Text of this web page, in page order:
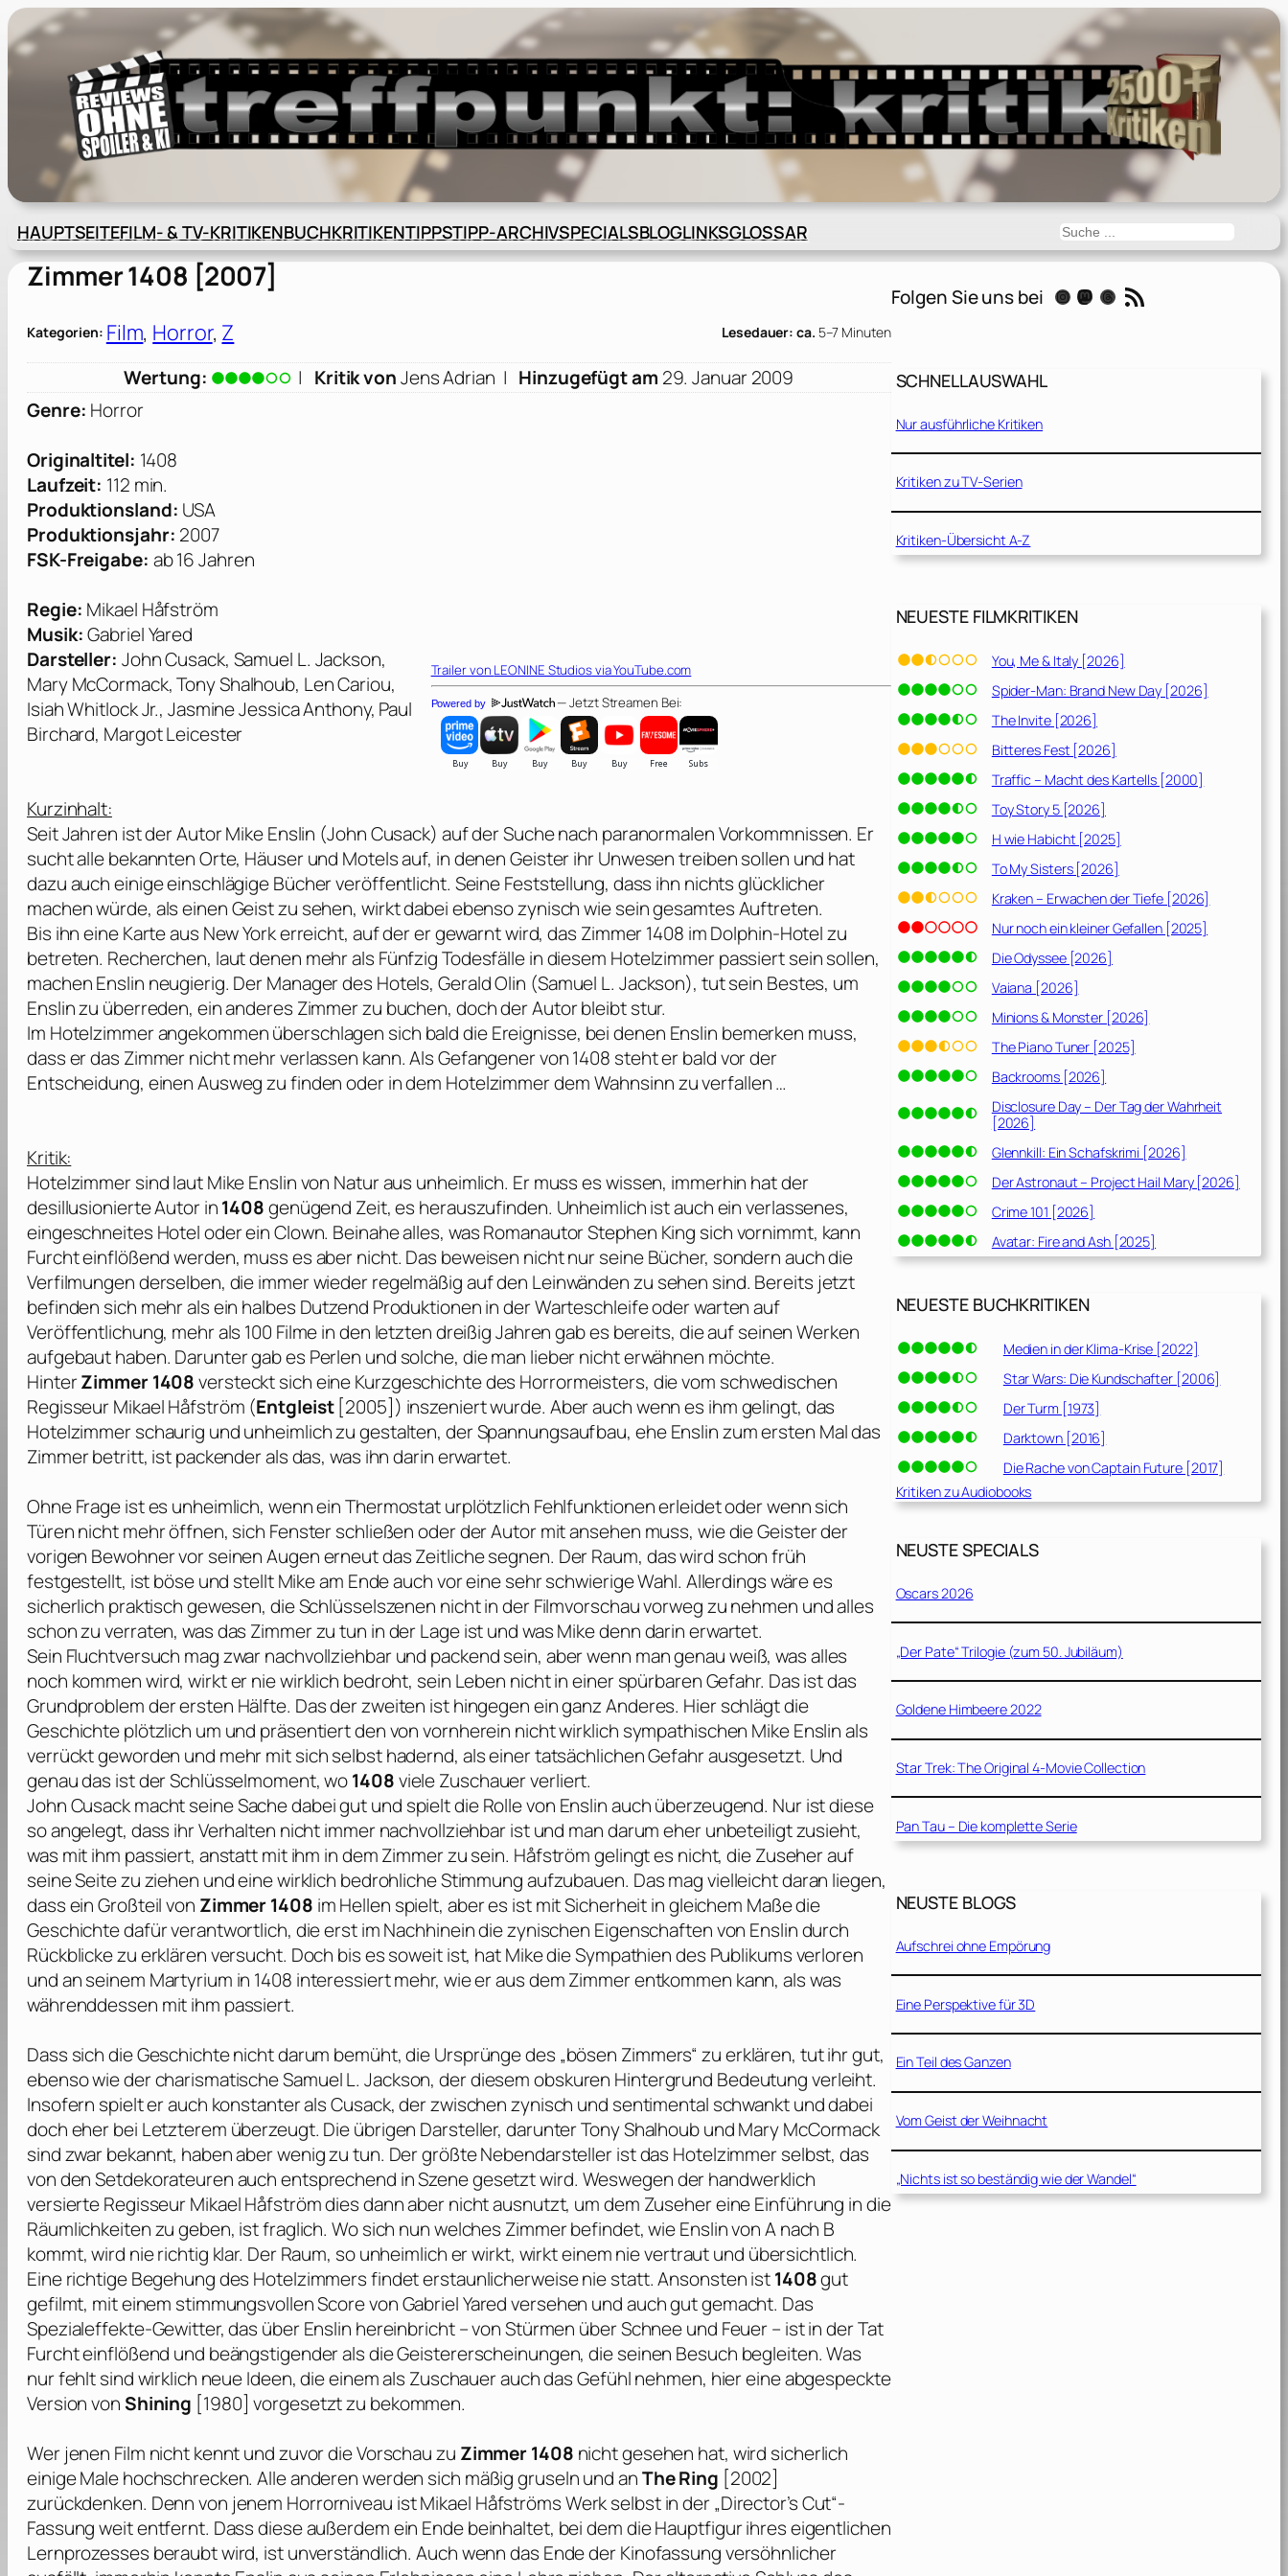
Zum
Inhalt
springen
HAUPTSEITEFILM- & TV-KRITIKENBUCHKRITIKENTIPPSTIPP-ARCHIVSPECIALSBLOGLINKSGLOSSAR Suchen
Zimmer 1408 [2007]
Kategorien: Film, Horror, Z Lesedauer: ca. 5–7 Minuten
Wertung: | Kritik vonJens Adrian | Hinzugefügt am 29. Januar 2009
Trailer von LEONINE Studiosvia YouTube.com
Powered by — Jetzt Streamen Bei:
Genre: Horror
Originaltitel: 1408
Laufzeit: 112 min.
Produktionsland: USA
Produktionsjahr: 2007
FSK-Freigabe: ab 16 Jahren
Regie: Mikael Håfström
Musik:Gabriel Yared
Darsteller: John Cusack, Samuel L. Jackson,
Mary McCormack, Tony Shalhoub, Len Cariou,
Isiah Whitlock Jr., Jasmine Jessica Anthony, Paul
Birchard, Margot Leicester
Kurzinhalt:
Seit Jahren ist der Autor Mike Enslin (John Cusack) auf der Suche nach paranormalen Vorkommnissen. Er
sucht alle bekannten Orte, Häuser und Motels auf, in denen Geister ihr Unwesen treiben sollen und hat
dazu auch einige einschlägige Bücher veröffentlicht. Seine Feststellung, dass ihn nichts glücklicher
machen würde, als einen Geist zu sehen, wirkt dabei ebenso zynisch wie sein gesamtes Auftreten.
Bis ihn eine Karte aus New York erreicht, auf der er gewarnt wird, das Zimmer 1408 im Dolphin-Hotel zu
betreten. Recherchen, laut denen mehr als Fünfzig Todesfälle in diesem Hotelzimmer passiert sein sollen,
machen Enslin neugierig. Der Manager des Hotels, Gerald Olin (Samuel L. Jackson), tut sein Bestes, um
Enslin zu überreden, ein anderes Zimmer zu buchen, doch der Autor bleibt stur.
Im Hotelzimmer angekommen überschlagen sich bald die Ereignisse, bei denen Enslin bemerken muss,
dass er das Zimmer nicht mehr verlassen kann. Als Gefangener von 1408 steht er bald vor der
Entscheidung, einen Ausweg zu finden oder in dem Hotelzimmer dem Wahnsinn zu verfallen …
Kritik:
Hotelzimmer sind laut Mike Enslin von Natur aus unheimlich. Er muss es wissen, immerhin hat der
desillusionierte Autor in1408genügend Zeit, es herauszufinden. Unheimlich ist auch ein verlassenes,
eingeschneites Hotel oder ein Clown. Beinahe alles, was RomanautorStephen King sich vornimmt, kann
Furcht einflößend werden, muss es aber nicht. Das beweisen nicht nur seine Bücher, sondern auch die
Verfilmungen derselben, die immer wieder regelmäßig auf den Leinwänden zu sehen sind. Bereits jetzt
befinden sich mehr als ein halbes Dutzend Produktionen in der Warteschleife oder warten auf
Veröffentlichung, mehr als 100 Filme in den letzten dreißig Jahren gab es bereits, die auf seinen Werken
aufgebaut haben. Darunter gab es Perlen und solche, die man lieber nicht erwähnen möchte.
HinterZimmer 1408versteckt sich eine Kurzgeschichte des Horrormeisters, die vom schwedischen
RegisseurMikael Håfström (Entgleist[2005]) inszeniert wurde. Aber auch wenn es ihm gelingt, das
Hotelzimmer schaurig und unheimlich zu gestalten, der Spannungsaufbau, ehe Enslin zum ersten Mal das
Zimmer betritt, ist packender als das, was ihn darin erwartet.
Ohne Frage ist es unheimlich, wenn ein Thermostat urplötzlich Fehlfunktionen erleidet oder wenn sich
Türen nicht mehr öffnen, sich Fenster schließen oder der Autor mit ansehen muss, wie die Geister der
vorigen Bewohner vor seinen Augen erneut das Zeitliche segnen. Der Raum, das wird schon früh
festgestellt, ist böse und stellt Mike am Ende auch vor eine sehr schwierige Wahl. Allerdings wäre es
sicherlich praktisch gewesen, die Schlüsselszenen nicht in der Filmvorschau vorweg zu nehmen und alles
schon zu verraten, was das Zimmer zu tun in der Lage ist und was Mike denn darin erwartet.
Sein Fluchtversuch mag zwar nachvollziehbar und packend sein, aber wenn man genau weiß, was alles
noch kommen wird, wirkt er nie wirklich bedroht, sein Leben nicht in einer spürbaren Gefahr. Das ist das
Grundproblem der ersten Hälfte. Das der zweiten ist hingegen ein ganz Anderes. Hier schlägt die
Geschichte plötzlich um und präsentiert den von vornherein nicht wirklich sympathischen Mike Enslin als
verrückt geworden und mehr mit sich selbst hadernd, als einer tatsächlichen Gefahr ausgesetzt. Und
genau das ist der Schlüsselmoment, wo1408viele Zuschauer verliert.
John Cusackmacht seine Sache dabei gut und spielt die Rolle von Enslin auch überzeugend. Nur ist diese
so angelegt, dass ihr Verhalten nicht immer nachvollziehbar ist und man darum eher unbeteiligt zusieht,
was mit ihm passiert, anstatt mit ihm in dem Zimmer zu sein. Håfströmgelingt es nicht, die Zuseher auf
seine Seite zu ziehen und eine wirklich bedrohliche Stimmung aufzubauen. Das mag vielleicht daran liegen,
dass ein Großteil von Zimmer 1408 im Hellen spielt, aber es ist mit Sicherheit in gleichem Maße die
Geschichte dafür verantwortlich, die erst im Nachhinein die zynischen Eigenschaften von Enslin durch
Rückblicke zu erklären versucht. Doch bis es soweit ist, hat Mike die Sympathien des Publikums verloren
und an seinem Martyrium in 1408 interessiert mehr, wie er aus dem Zimmer entkommen kann, als was
währenddessen mit ihm passiert.
Dass sich die Geschichte nicht darum bemüht, die Ursprünge des „bösen Zimmers“ zu erklären, tut ihr gut,
ebenso wie der charismatischeSamuel L. Jackson, der diesem obskuren Hintergrund Bedeutung verleiht.
Insofern spielt er auch konstanter alsCusack, der zwischen zynisch und sentimental schwankt und dabei
doch eher bei Letzterem überzeugt. Die übrigen Darsteller, darunterTony ShalhoubundMary McCormack
sind zwar bekannt, haben aber wenig zu tun. Der größte Nebendarsteller ist das Hotelzimmer selbst, das
von den Setdekorateuren auch entsprechend in Szene gesetzt wird. Weswegen der handwerklich
versierte RegisseurMikael Håfströmdies dann aber nicht ausnutzt, um dem Zuseher eine Einführung in die
Räumlichkeiten zu geben, ist fraglich. Wo sich nun welches Zimmer befindet, wie Enslin von A nach B
kommt, wird nie richtig klar. Der Raum, so unheimlich er wirkt, wirkt einem nie vertraut und übersichtlich.
Eine richtige Begehung des Hotelzimmers findet erstaunlicherweise nie statt. Ansonsten ist1408gut
gefilmt, mit einem stimmungsvollen Score vonGabriel Yaredversehen und auch gut gemacht. Das
Spezialeffekte-Gewitter, das über Enslin hereinbricht – von Stürmen über Schnee und Feuer – ist in der Tat
Furcht einflößend und beängstigender als die Geistererscheinungen, die seinen Besuch begleiten. Was
nur fehlt sind wirklich neue Ideen, die einem als Zuschauer auch das Gefühl nehmen, hier eine abgespeckte
Version vonShining [1980] vorgesetzt zu bekommen.
Wer jenen Film nicht kennt und zuvor die Vorschau zu Zimmer 1408 nicht gesehen hat, wird sicherlich
einige Male hochschrecken. Alle anderen werden sich mäßig gruseln und anThe Ring [2002]
zurückdenken. Denn von jenem Horrorniveau istMikael HåfströmsWerk selbst in der „Director’s Cut“-
Fassung weit entfernt. Dass diese außerdem ein Ende beinhaltet, bei dem die Hauptfigur ihres eigentlichen
Lernprozesses beraubt wird, ist unverständlich. Auch wenn das Ende der Kinofassung versöhnlicher
Folgen Sie uns bei Instagram Mastodon Threads RSS-Feed
SCHNELLAUSWAHL
Nur ausführliche Kritiken
Kritiken zu TV-Serien
Kritiken-Übersicht A-Z
NEUESTE FILMKRITIKEN
You, Me & Italy [2026]
Spider-Man: Brand New Day [2026]
The Invite [2026]
Bitteres Fest [2026]
Traffic – Macht des Kartells [2000]
Toy Story 5 [2026]
H wie Habicht [2025]
To My Sisters [2026]
Kraken – Erwachen der Tiefe [2026]
Nur noch ein kleiner Gefallen [2025]
Die Odyssee [2026]
Vaiana [2026]
Minions & Monster [2026]
The Piano Tuner [2025]
Backrooms [2026]
Disclosure Day – Der Tag der Wahrheit
[2026]
Glennkill: Ein Schafskrimi [2026]
Der Astronaut – Project Hail Mary [2026]
Crime 101 [2026]
Avatar: Fire and Ash [2025]
NEUESTE BUCHKRITIKEN
Medien in der Klima-Krise [2022]
Star Wars: Die Kundschafter [2006]
Der Turm [1973]
Darktown [2016]
Die Rache von Captain Future [2017]
Kritiken zu Audiobooks
NEUSTE SPECIALS
Oscars 2026
„Der Pate“ Trilogie (zum 50. Jubiläum)
Goldene Himbeere 2022
Star Trek: The Original 4-Movie Collection
Pan Tau – Die komplette Serie
NEUSTE BLOGS
Aufschrei ohne Empörung
Eine Perspektive für 3D
Ein Teil des Ganzen
Vom Geist der Weihnacht
„Nichts ist so beständig wie der Wandel“